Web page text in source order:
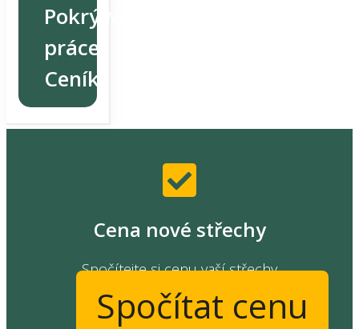
Pokrývačské
práce
Ceník
Cena nové střechy
Spočítejte si cenu vaší střechy
Spočítat cenu